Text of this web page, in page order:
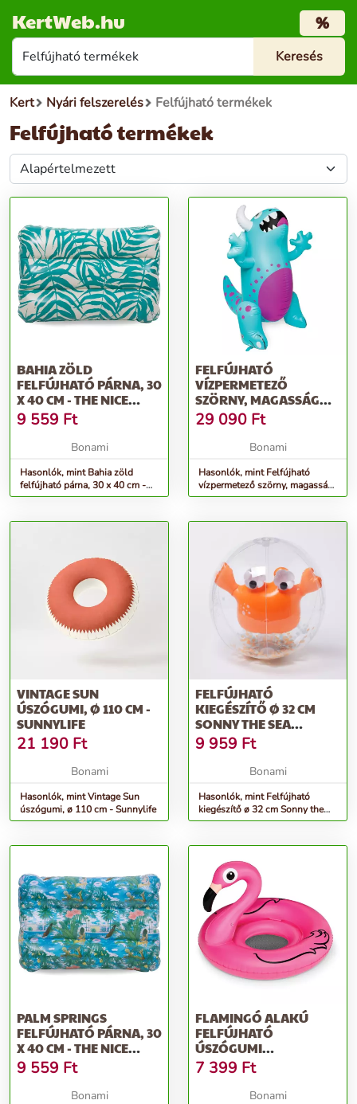
KertWeb.hu %
Kert Nyári felszerelés Felfújható termékek
Felfújható termékek
BAHIA ZÖLD
FELFÚJHATÓ PÁRNA, 30
X 40 CM - THE NICE
FLEET
9 559 Ft
Bonami
Hasonlók, mint Bahia zöld
felfújható párna, 30 x 40 cm -
The Nice Fleet
FELFÚJHATÓ
VÍZPERMETEZŐ
SZÖRNY, MAGASSÁG
2,15 M - BIG MOUTH INC.
29 090 Ft
Bonami
Hasonlók, mint Felfújható
vízpermetező szörny, magasság
2,15 m - Big Mouth Inc.
VINTAGE SUN
ÚSZÓGUMI, Ø 110 CM -
SUNNYLIFE
21 190 Ft
Bonami
Hasonlók, mint Vintage Sun
úszógumi, ø 110 cm - Sunnylife
FELFÚJHATÓ
KIEGÉSZÍTŐ Ø 32 CM
SONNY THE SEA
CREATURE – SUNNYLIFE
9 959 Ft
Bonami
Hasonlók, mint Felfújható
kiegészítő ø 32 cm Sonny the
Sea Creature – Sunnylife
PALM SPRINGS
FELFÚJHATÓ PÁRNA, 30
X 40 CM - THE NICE
FLEET
9 559 Ft
Bonami
FLAMINGÓ ALAKÚ
FELFÚJHATÓ
ÚSZÓGUMI
GYEREKEKNEK - BIG
MOUTH INC.
7 399 Ft
Bonami